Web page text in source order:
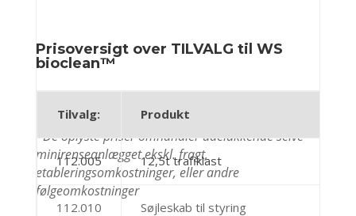
*De oplyste priser omhandler udelukkende selve
minirenseanlægget ekskl. fragt,
etableringsomkostninger, eller andre
følgeomkostninger
Prisoversigt over TILVALG til WS
bioclean™
Tilvalg: Produkt
112.005 12,5t trafiklast
112.010 Søjleskab til styring